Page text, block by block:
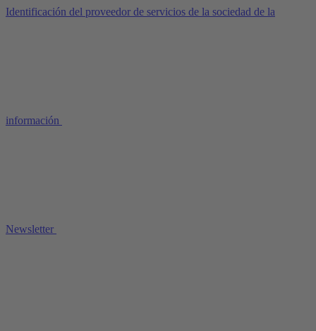
Identificación del proveedor de servicios de la sociedad de la
información
Newsletter